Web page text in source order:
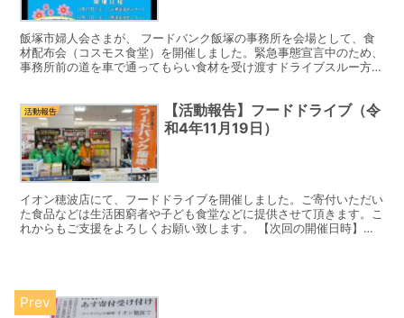
飯塚市婦人会さまが、 フードバンク飯塚の事務所を会場として、食
材配布会（コスモス食堂）を開催しました。緊急事態宣言中のため、
事務所前の道を車で通ってもらい食材を受け渡すドライブスルー方式
活動報告
【活動報告】フードドライブ（令
和4年11月19日）
イオン穂波店にて、フードドライブを開催しました。ご寄付いただい
た食品などは生活困窮者や子ども食堂などに提供させて頂きます。こ
れからもご支援をよろしくお願い致します。 【次回の開催日時】令